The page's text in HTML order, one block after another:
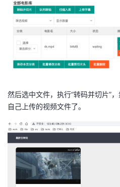
然后选中文件，执行“转码并切片”
自己上传的视频文件了。